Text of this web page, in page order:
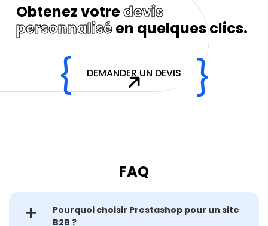
Obtenez votredevis
personnaliséen quelques clics.
DEMANDER UN DEVIS
FAQ
Pourquoi choisir Prestashop pour un site
B2B ?